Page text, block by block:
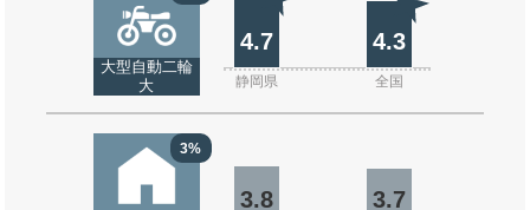
大型自動二輪
大
4.7 4.3
静岡県 全国
3%
3.8 3.7